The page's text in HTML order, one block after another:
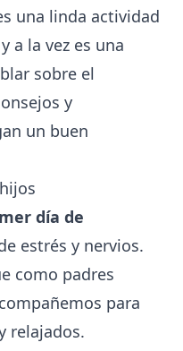
una linda actividad
a la vez es una
sobre el
y
un buen
día de
estrés y nervios.
como padres
para
relajados.